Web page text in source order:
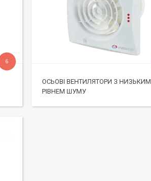
6
ОСЬОВІ ВЕНТИЛЯТОРИ З НИЗЬКИМ
РІВНЕМ ШУМУ